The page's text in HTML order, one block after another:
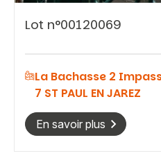
Lot n°00120069
La Bachasse 2
7 ST PAUL EN JAREZ
En savoir plus